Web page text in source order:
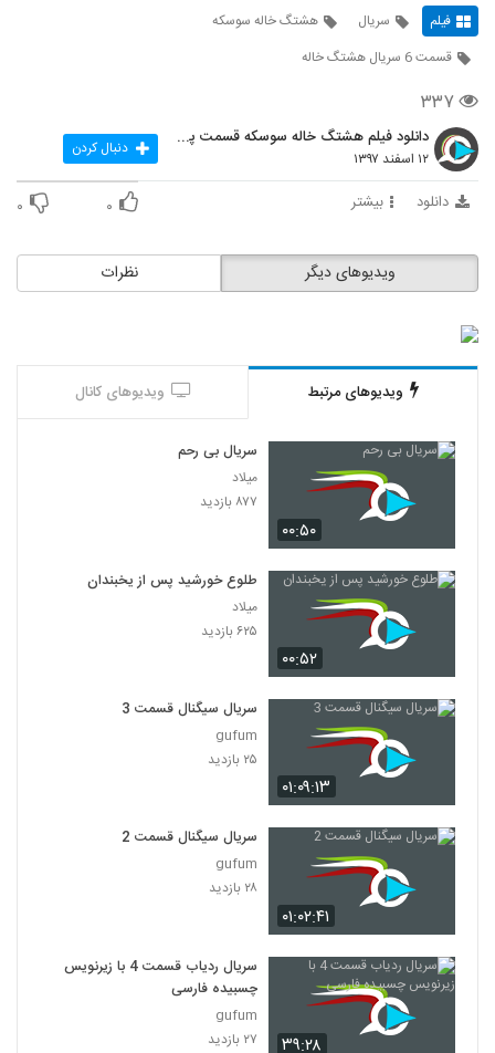
فیلم سریال
هشتگ خاله سوسکه
قسمت 6 سریال هشتگ خاله
۳۳۷
دانلود فیلم هشتگ خاله سوسکه قسمت پنجم
۱۲ اسفند ۱۳۹۷ دنبال کردن
دانلود بیشتر ۰ ۰
نظرات ویدیوهای دیگر
ویدیوهای مرتبط ویدیوهای کانال
۰۰:۵۰
سریال بی رحم
میلاد
۸۷۷ بازدید
۰۰:۵۲
طلوع خورشید پس از یخبندان
میلاد
۶۲۵ بازدید
۰۱:۰۹:۱۳
سریال سیگنال قسمت 3
gufum
۲۵ بازدید
۰۱:۰۲:۴۱
سریال سیگنال قسمت 2
gufum
۲۸ بازدید
۳۹:۲۸
سریال ردیاب قسمت 4 با زیرنویس
چسبیده فارسی
gufum
۲۷ بازدید